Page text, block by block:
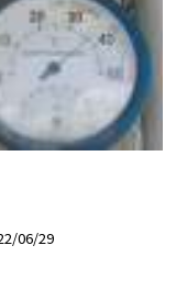
06/29